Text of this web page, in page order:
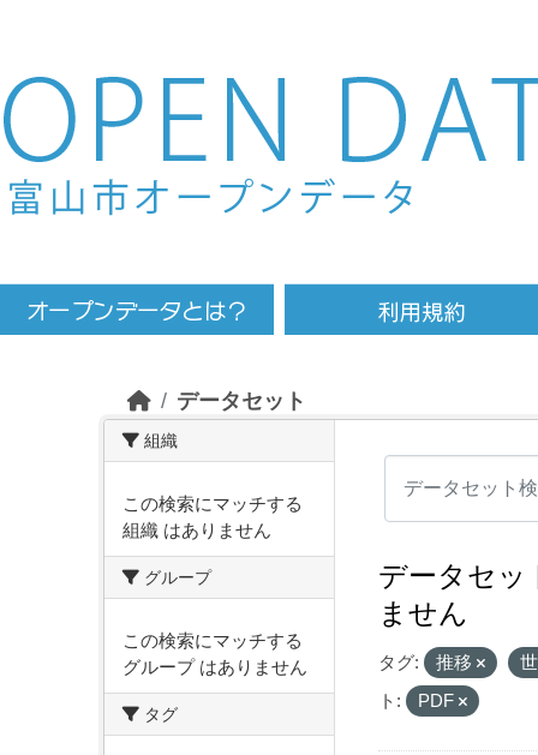
Skip to main content
データセット
組織
この検索にマッチする
組織 はありません
グループ
この検索にマッチする
グループ はありません
タグ
データセッ
ません
タグ: 推移
ト:
PDF